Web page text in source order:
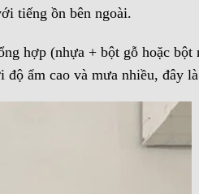
tiếng ồn bên ngoài.
hợp (nhựa + bột gỗ hoặc bột
ẩm cao và mưa nhiều, đây